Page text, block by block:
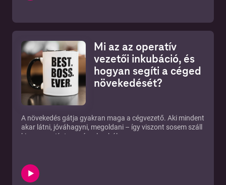
Mi az az operatív
vezetői inkubáció, és
hogyan segíti a céged
növekedését?
A növekedés gátja gyakran maga a cégvezető. Aki mindent
akar látni, jóváhagyni, megoldani – így viszont sosem száll
ki az operatív taposómalomból.
a napi működés irányítását.